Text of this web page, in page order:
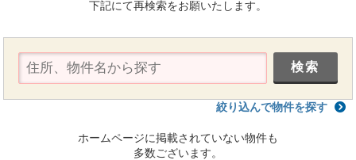
下記にて再検索をお願いたします。
絞り込んで物件を探す
ホームページに掲載されていない物件も
多数ございます。